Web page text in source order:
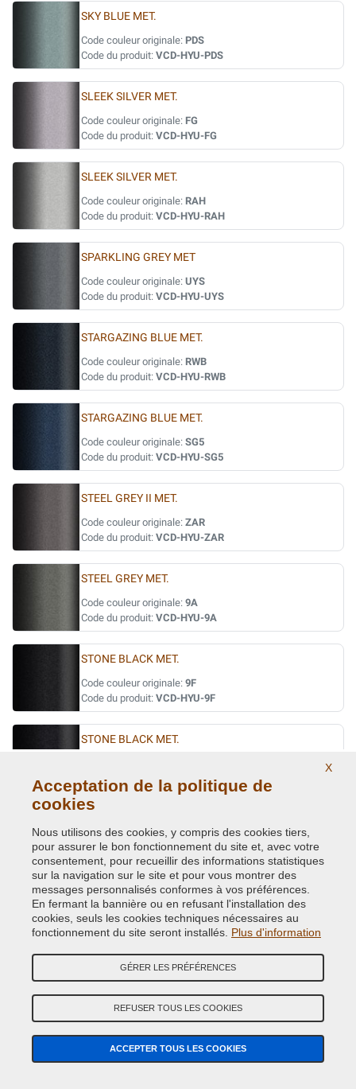
SKY BLUE MET.
Code couleur originale: PDS
Code du produit: VCD-HYU-PDS
SLEEK SILVER MET.
Code couleur originale: FG
Code du produit: VCD-HYU-FG
SLEEK SILVER MET.
Code couleur originale: RAH
Code du produit: VCD-HYU-RAH
SPARKLING GREY MET
Code couleur originale: UYS
Code du produit: VCD-HYU-UYS
STARGAZING BLUE MET.
Code couleur originale: RWB
Code du produit: VCD-HYU-RWB
STARGAZING BLUE MET.
Code couleur originale: SG5
Code du produit: VCD-HYU-SG5
STEEL GREY II MET.
Code couleur originale: ZAR
Code du produit: VCD-HYU-ZAR
STEEL GREY MET.
Code couleur originale: 9A
Code du produit: VCD-HYU-9A
STONE BLACK MET.
Code couleur originale: 9F
Code du produit: VCD-HYU-9F
STONE BLACK MET.
Code du produit:
VCD-HYU-BG
Code couleur originale:SU9
Code du produit:VCD-HYU-SU9
SUNSET RED MET.
Code couleur originale:WR6
Code du produit:VCD-HYU-WR6
SYMPHONY AIR SILVER MET.
Code couleur originale: T8S
Code du produit:VCD-HYU-T8S
TANGERINE RED MET.
X
Acceptation de la politique de
cookies
Nous utilisons des cookies, y compris des cookies tiers,
pour assurer le bon fonctionnement du site et, avec votre
consentement, pour recueillir des informations statistiques
sur la navigation sur le site et pour vous montrer des
messages personnalisés conformes à vos préférences.
En fermant la bannière ou en refusant l'installation des
cookies, seuls les cookies techniques nécessaires au
fonctionnement du site seront installés. Plus d'information
GÉRER LES PRÉFÉRENCES
REFUSER TOUS LES COOKIES
ACCEPTER TOUS LES COOKIES